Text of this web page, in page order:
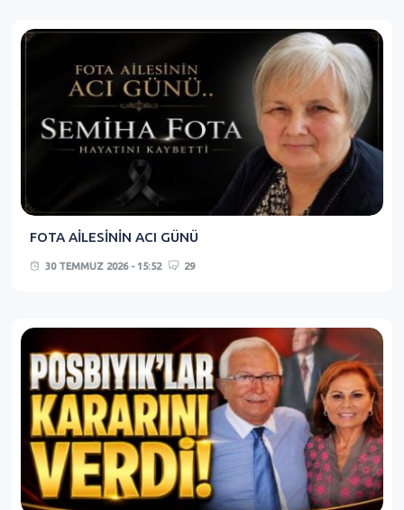
FOTA AİLESİNİN ACI GÜNÜ
30 TEMMUZ 2026 - 15:52 29